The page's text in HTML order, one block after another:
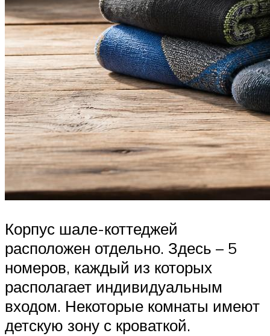
Корпус шале-коттеджей
расположен отдельно. Здесь – 5
номеров, каждый из которых
располагает индивидуальным
входом. Некоторые комнаты имеют
детскую зону с кроваткой.